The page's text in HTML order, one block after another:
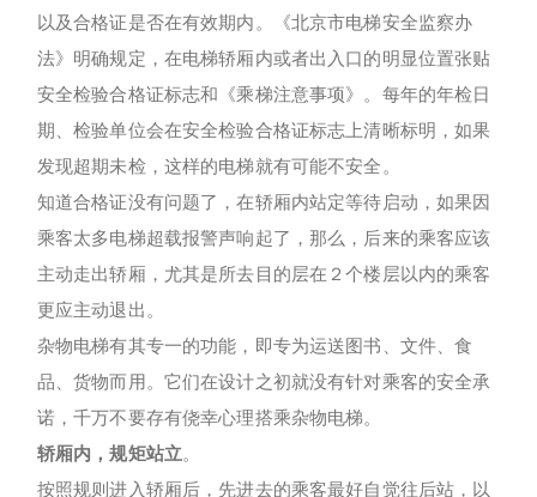
以及合格证是否在有效期内。《北京市电梯安全监察办
法》明确规定，在电梯轿厢内或者出入口的明显位置张贴
安全检验合格证标志和《乘梯注意事项》。每年的年检日
期、检验单位会在安全检验合格证标志上清晰标明，如果
发现超期未检，这样的电梯就有可能不安全。
知道合格证没有问题了，在轿厢内站定等待启动，如果因
乘客太多电梯超载报警声响起了，那么，后来的乘客应该
主动走出轿厢，尤其是所去目的层在２个楼层以内的乘客
更应主动退出。
杂物电梯有其专一的功能，即专为运送图书、文件、食
品、货物而用。它们在设计之初就没有针对乘客的安全承
诺，千万不要存有侥幸心理搭乘杂物电梯。
轿厢内，规矩站立。
按照规则进入轿厢后，先进去的乘客最好自觉往后站，以